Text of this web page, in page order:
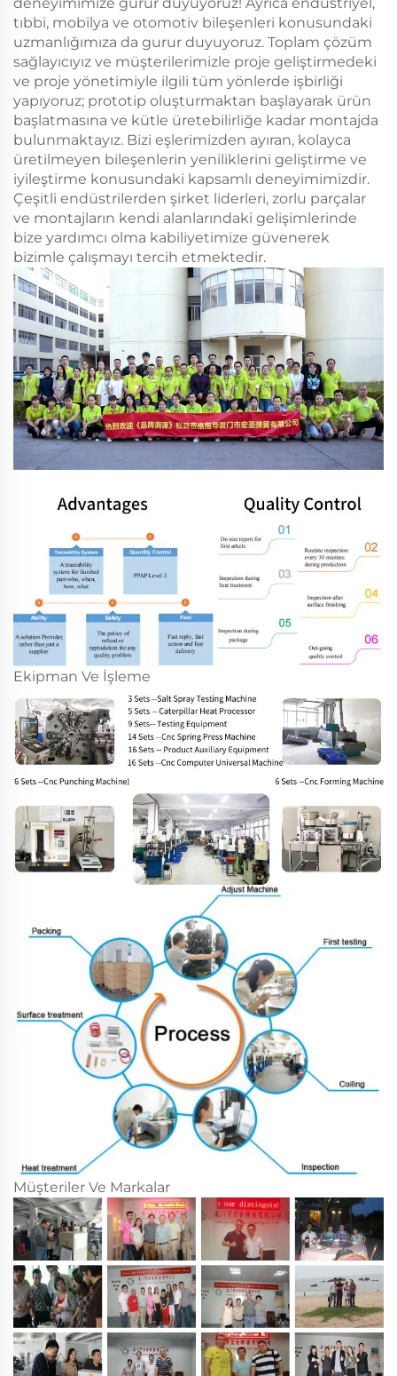
tıbbi, mobilya ve otomotiv bileşenleri konusundaki
uzmanlığımıza da gurur duyuyoruz. Toplam çözüm
sağlayıcıyız ve müşterilerimizle proje geliştirmedeki
ve proje yönetimiyle ilgili tüm yönlerde işbirliği
yapıyoruz; prototip oluşturmaktan başlayarak ürün
başlatmasına ve kütle üretebilirliğe kadar montajda
bulunmaktayız. Bizi eşlerimizden ayıran, kolayca
üretilmeyen bileşenlerin yeniliklerini geliştirme ve
iyileştirme konusundaki kapsamlı deneyimimizdir.
Çeşitli endüstrilerden şirket liderleri, zorlu parçalar
ve montajların kendi alanlarındaki gelişimlerinde
bize yardımcı olma kabiliyetimize güvenerek
bizimle çalışmayı tercih etmektedir.
Ekipman Ve İşleme
Müşteriler Ve Markalar